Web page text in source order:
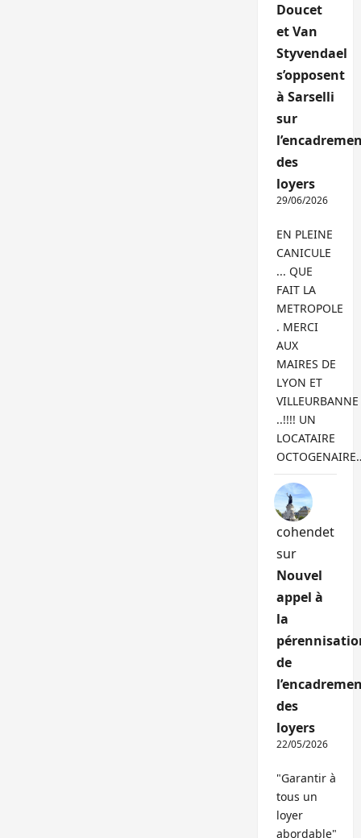
Doucet
et Van
Styvendael
s’opposent
à Sarselli
sur
des
loyers
29/06/2026
EN PLEINE
CANICULE
... QUE
FAIT LA
METROPOLE
. MERCI
AUX
MAIRES DE
LYON ET
VILLEURBANNE
..!!!! UN
LOCATAIRE
cohendet
sur
Nouvel
appel à
la
de
des
loyers
22/05/2026
"Garantir à
tous un
loyer
abordable"